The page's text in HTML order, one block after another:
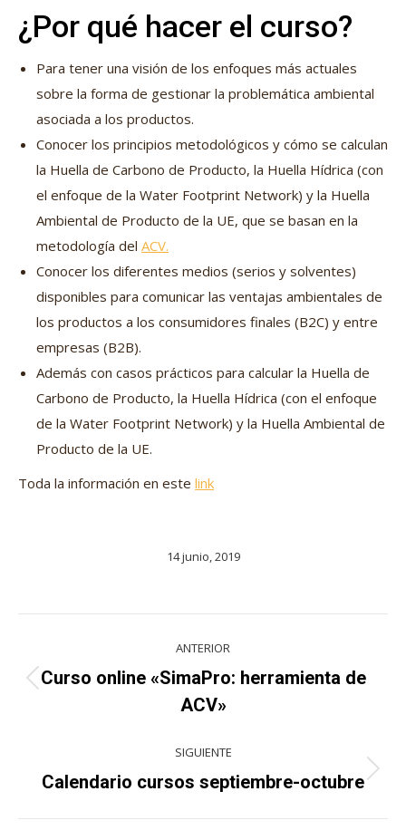
¿Por qué hacer el curso?
Para tener una visión de los enfoques más actuales
sobre la forma de gestionar la problemática ambiental
asociada a los productos.
Conocer los principios metodológicos y cómo se calculan
la Huella de Carbono de Producto, la Huella Hídrica (con
el enfoque de la Water Footprint Network) y la Huella
Ambiental de Producto de la UE, que se basan en la
metodología del ACV.
Conocer los diferentes medios (serios y solventes)
disponibles para comunicar las ventajas ambientales de
los productos a los consumidores finales (B2C) y entre
empresas (B2B).
Además con casos prácticos para calcular la Huella de
Carbono de Producto, la Huella Hídrica (con el enfoque
de la Water Footprint Network) y la Huella Ambiental de
Producto de la UE.
Toda la información en este link
14 junio, 2019
entre
ANTERIOR
Proyecto
anterior
Curso online «SimaPro: herramienta de
ACV»
SIGUIENTE
Proyecto
Calendario cursos septiembre-octubre